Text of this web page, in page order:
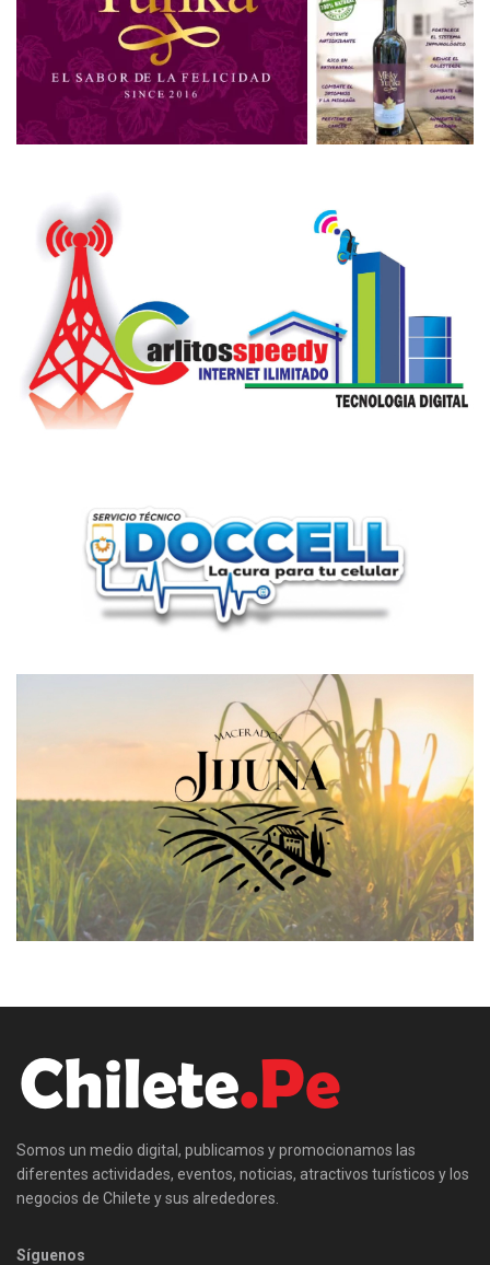
Somos un medio digital, publicamos y promocionamos las
diferentes actividades, eventos, noticias, atractivos turísticos y los
negocios de Chilete y sus alrededores.
Síguenos